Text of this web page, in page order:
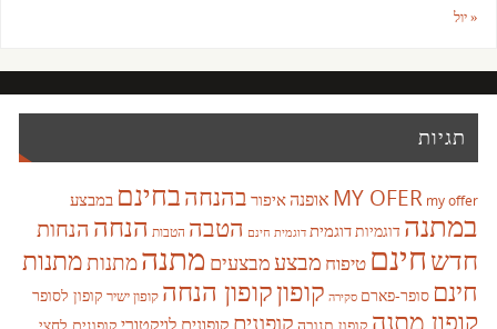
« יול
תגיות
MY OFER my offer אופנהאיפור בהנחהבחינם במבצע
במתנה דוגמיותדוגמית דוגמית חינם הטבה הטבות הנחה הנחות
חדשחינם טיפוח מבצעמבצעים מתנהמתנותמתנות
חינם סופר-פארם סקירה קופוןקופון הנחה קופון ישיר קופון לסופר
קופון מתנה קופונים